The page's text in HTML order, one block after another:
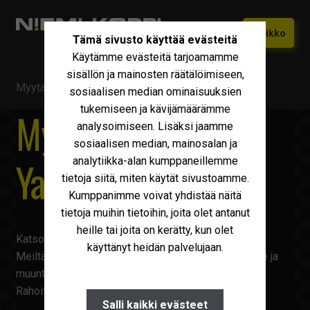
Siirry
Siirry
Valikko
Vaihtokoneet
Uudet Ivecot
Iveco Huolto
Maxus
Iveco Varaosat
Tarvikkeet
Ostamme
Myytävä kalusto/Yanmar
Myytävä kalusto
Yanmar
Katso kaikki uusimmat myytävät Yanmar
Meiltä saat ajoneuvot nopeasti ajoon. Varustelemme ja
muuntelemme autot juuri sellaiseksi kuin tarvitset.
Rahoitus ilman käsirahaa!
Tämä sivusto käyttää evästeitä
Käytämme evästeitä tarjoamamme
sisällön ja mainosten räätälöimiseen,
sosiaalisen median ominaisuuksien
tukemiseen ja kävijämäärämme
analysoimiseen. Lisäksi jaamme
sosiaalisen median, mainosalan ja
analytiikka-alan kumppaneillemme
tietoja siitä, miten käytät sivustoamme.
Kumppanimme voivat yhdistää näitä
tietoja muihin tietoihin, joita olet antanut
heille tai joita on kerätty, kun olet
käyttänyt heidän palvelujaan.
Salli kaikki evästeet